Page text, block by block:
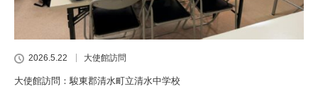
2026.5.22 大使館訪問
大使館訪問：駿東郡清水町立清水中学校